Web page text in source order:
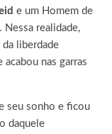
e um Homem de
Nessa realidade,
liberdade
acabou nas garras
seu sonho e ficou
daquele